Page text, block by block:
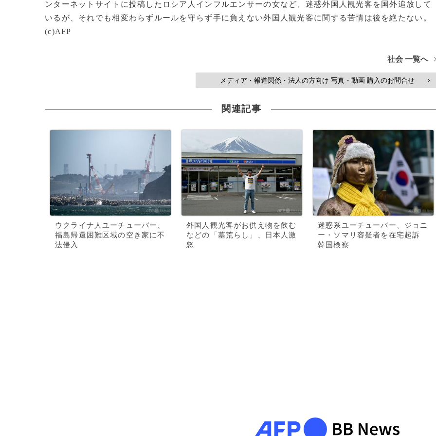
ンターネットサイトに投稿したロシア人インフルエンサーの女など、迷惑外国人観光客を国外追放して
いるが、それでも相変わらずルールを守らず手に負えない外国人観光客に関する苦情は後を絶たない。
(c)AFP
社会 一覧へ
メディア・報道関係・法人の方向け 写真・動画 購入のお問合せ >
関連記事
ウクライナ人ユーチューバー、
福島帰還困難区域の空き家に不
法侵入
外国人観光客がお供え物を飲む
などの「墓荒らし」、日本人激
怒
迷惑系ユーチューバー、ジョニ
ー・ソマリ容疑者を在宅起訴
韓国検察